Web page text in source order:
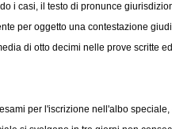
i casi, il testo di pronunce
per oggetto una contestazione
di otto decimi nelle prove scritte
per l'iscrizione nell'albo